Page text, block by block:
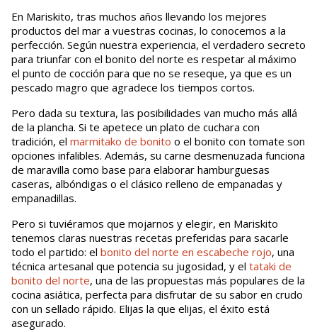
En Mariskito, tras muchos años llevando los mejores
productos del mar a vuestras cocinas, lo conocemos a la
perfección. Según nuestra experiencia, el verdadero secreto
para triunfar con el bonito del norte es respetar al máximo
el punto de cocción para que no se reseque, ya que es un
pescado magro que agradece los tiempos cortos.
Pero dada su textura, las posibilidades van mucho más allá
de la plancha. Si te apetece un plato de cuchara con
tradición, el marmitako de bonito o el bonito con tomate son
opciones infalibles. Además, su carne desmenuzada funciona
de maravilla como base para elaborar hamburguesas
caseras, albóndigas o el clásico relleno de empanadas y
empanadillas.
Pero si tuviéramos que mojarnos y elegir, en Mariskito
tenemos claras nuestras recetas preferidas para sacarle
todo el partido: el bonito del norte en escabeche rojo, una
técnica artesanal que potencia su jugosidad, y el tataki de
bonito del norte, una de las propuestas más populares de la
cocina asiática, perfecta para disfrutar de su sabor en crudo
con un sellado rápido. Elijas la que elijas, el éxito está
asegurado.